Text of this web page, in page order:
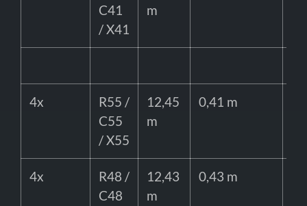
C41
/ X41
m
4x
R55 /
C55
/ X55
12,45
m
0,41 m
4x
R48 /
C48
12,43
m
0,43 m